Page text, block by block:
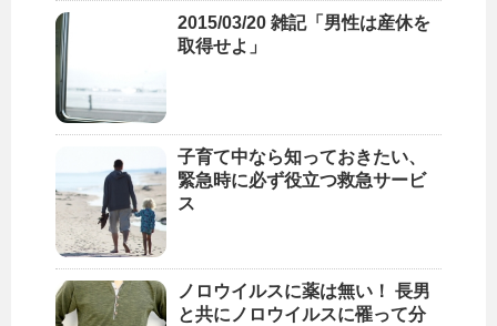
2015/03/20 雑記「男性は産休を
取得せよ」
子育て中なら知っておきたい、
緊急時に必ず役立つ救急サービ
ス
ノロウイルスに薬は無い！ 長男
と共にノロウイルスに罹って分